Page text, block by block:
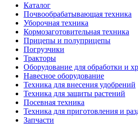
Каталог
Почвообрабатывающая техника
Уборочная техника
Кормозаготовительная техника
Прицепы и полуприцепы
Погрузчики
Тракторы
Оборудование для обработки и
Навесное оборудование
Техника для внесения удобрений
Техника для защиты растений
Посевная техника
Техника для приготовления и
Запчасти